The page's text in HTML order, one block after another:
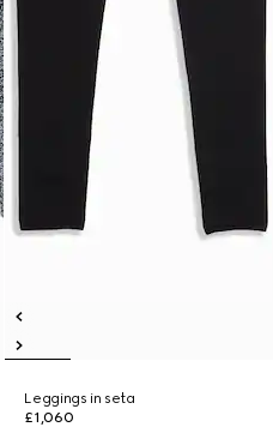
Leggings in seta
£1,060